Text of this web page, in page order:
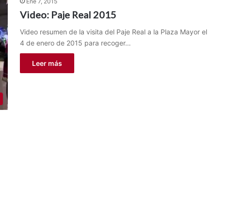
Video: Paje Real 2015
Video resumen de la visita del Paje Real a la Plaza Mayor el
4 de enero de 2015 para recoger…
Leer más